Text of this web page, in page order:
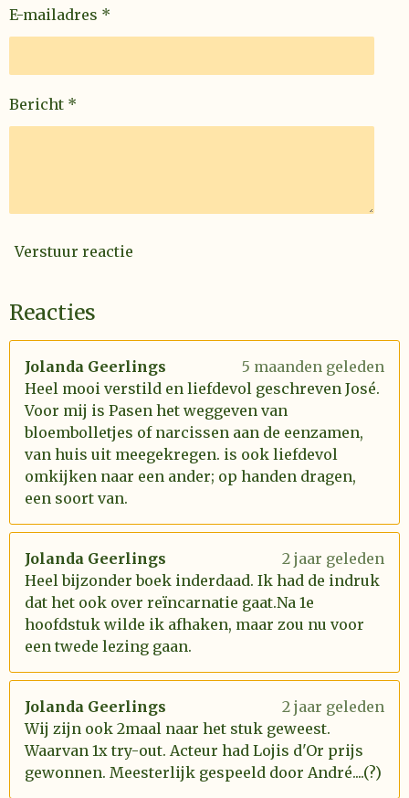
E-mailadres *
Bericht *
Verstuur reactie
Reacties
Jolanda Geerlings
5 maanden geleden
Heel mooi verstild en liefdevol geschreven José.
Voor mij is Pasen het weggeven van
bloembolletjes of narcissen aan de eenzamen,
van huis uit meegekregen. is ook liefdevol
omkijken naar een ander; op handen dragen,
een soort van.
Jolanda Geerlings
2 jaar geleden
Heel bijzonder boek inderdaad. Ik had de indruk
dat het ook over reïncarnatie gaat.Na 1e
hoofdstuk wilde ik afhaken, maar zou nu voor
een twede lezing gaan.
Jolanda Geerlings
2 jaar geleden
Wij zijn ook 2maal naar het stuk geweest.
Waarvan 1x try-out. Acteur had Lojis d'Or prijs
gewonnen. Meesterlijk gespeeld door André....(?)